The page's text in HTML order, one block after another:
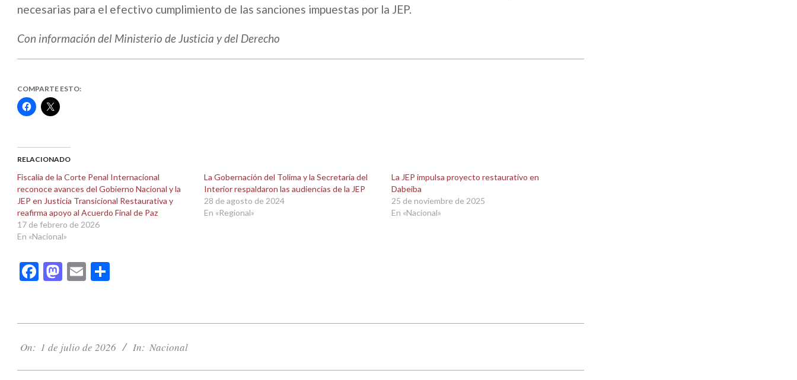
necesarias para el efectivo cumplimiento de las sanciones impuestas por la JEP.
Con información del Ministerio de Justicia y del Derecho
COMPARTE ESTO:
Haz
clic
(Se
abre
una
ventana
nueva)
Haz
clic
(Se
abre
una
ventana
nueva)
RELACIONADO
Fiscalía de la Corte Penal Internacional
reconoce avances del Gobierno Nacional y la
JEP en Justicia Transicional Restaurativa y
reafirma apoyo al Acuerdo Final de Paz
17 de febrero de 2026
En «Nacional»
La Gobernación del Tolima y la Secretaría del
Interior respaldaron las audiencias de la JEP
28 de agosto de 2024
En «Regional»
La JEP impulsa proyecto restaurativo en
Dabeiba
25 de noviembre de 2025
En «Nacional»
Facebook
Mastodon
Email
07-
On: 1 de julio de 2026 In: Nacional